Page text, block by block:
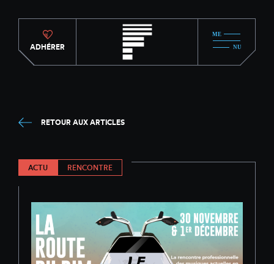
ADHÉRER
RETOUR AUX ARTICLES
ACTU RENCONTRE